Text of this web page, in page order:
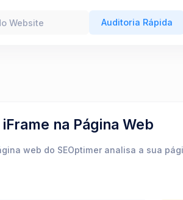
Auditoria Rápida
na Página Web
web do SEOptimer analisa a sua